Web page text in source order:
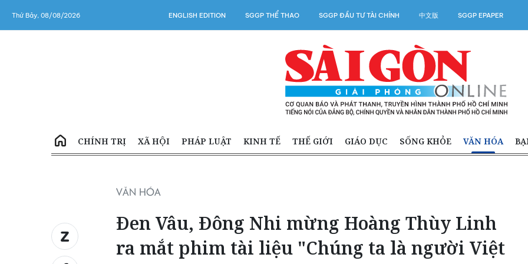
Thứ Bảy, 08/08/2026 ENGLISH EDITION SGGP THỂ THAO SGGP ĐẦU TƯ TÀI CHÍNH 中文版 SGGP EPAPER
CHÍNH TRỊ XÃ HỘI PHÁP LUẬT KINH TẾ THẾ GIỚI GIÁO DỤC SỐNG KHỎE VĂN HÓA
VĂN HÓA
Đen Vâu, Đông Nhi mừng Hoàng Thùy Linh
ra mắt phim tài liệu "Chúng ta là người Việt